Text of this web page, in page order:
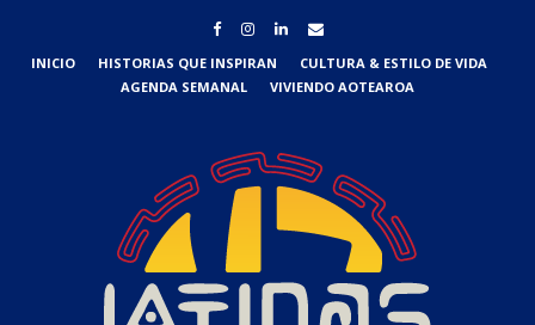
INICIO HISTORIAS QUE INSPIRAN
CULTURA & ESTILO DE VIDA
AGENDA SEMANAL
VIVIENDO AOTEAROA